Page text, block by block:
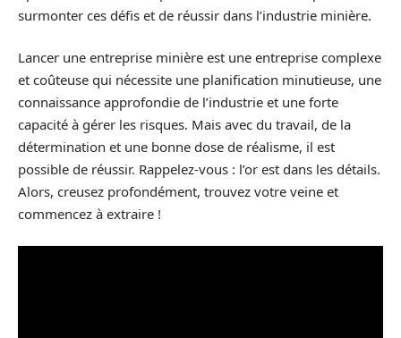
surmonter ces défis et de réussir dans l’industrie minière.
Lancer une entreprise minière est une entreprise complexe
et coûteuse qui nécessite une planification minutieuse, une
connaissance approfondie de l’industrie et une forte
capacité à gérer les risques. Mais avec du travail, de la
détermination et une bonne dose de réalisme, il est
possible de réussir. Rappelez-vous : l’or est dans les détails.
Alors, creusez profondément, trouvez votre veine et
commencez à extraire !